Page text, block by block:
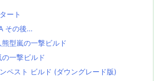
ート
その後…
型嵐の一撃ビルド
一撃ビルド
ペスト ビルド (ダウングレード版)